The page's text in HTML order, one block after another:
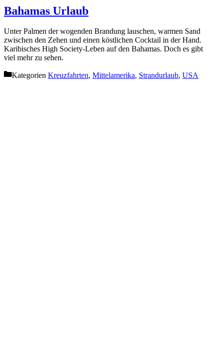
Bahamas Urlaub
Unter Palmen der wogenden Brandung lauschen, warmen Sand
zwischen den Zehen und einen köstlichen Cocktail in der Hand.
Karibisches High Society-Leben auf den Bahamas. Doch es gibt
viel mehr zu sehen.
Kategorien Kreuzfahrten, Mittelamerika, Strandurlaub, USA